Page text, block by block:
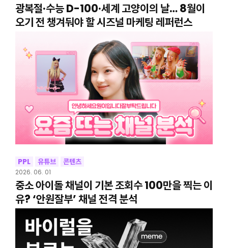
광복절·수능 D-100·세계 고양이의 날… 8월이
오기 전 챙겨둬야 할 시즈널 마케팅 레퍼런스
PPL 유튜브 콘텐츠
2026. 06. 01
중소 아이돌 채널이 기본 조회수 100만을 찍는 이
유? ‘안원잘부’ 채널 전격 분석